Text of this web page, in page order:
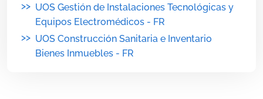
>> UOS Gestión de Instalaciones Tecnológicas y
Equipos Electromédicos - FR
>> UOS Construcción Sanitaria e Inventario
Bienes Inmuebles - FR